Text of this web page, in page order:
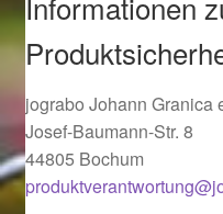
Shop
Startseite
Startseite
jograbo Johann Granica
Josef-Baumann-Str. 8
44805 Bochum